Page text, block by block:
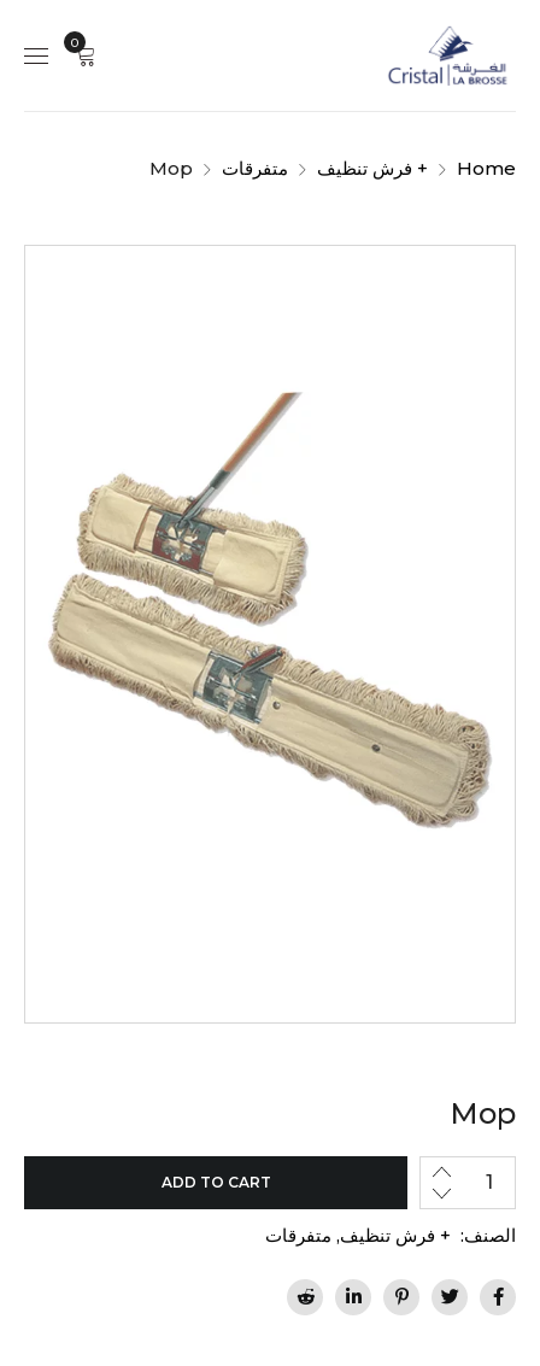
0
Home + فرش تنظيف متفرقات Mop
Mop
ADD TO CART
الصنف: + فرش تنظيف, متفرقات